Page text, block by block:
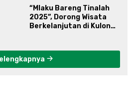
“Mlaku Bareng Tinalah
2025”, Dorong Wisata
Berkelanjutan di Kulon